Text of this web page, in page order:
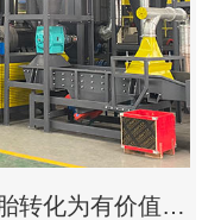
转化为有价值的